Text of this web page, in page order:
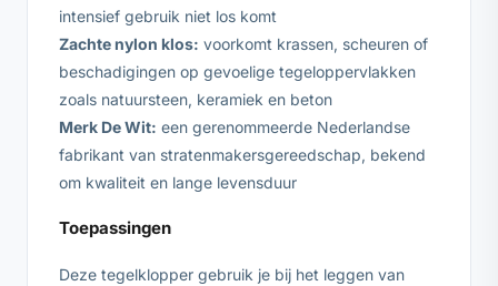
intensief gebruik niet los komt
Zachte nylon klos: voorkomt krassen, scheuren of
beschadigingen op gevoelige tegeloppervlakken
zoals natuursteen, keramiek en beton
Merk De Wit: een gerenommeerde Nederlandse
fabrikant van stratenmakersgereedschap, bekend
om kwaliteit en lange levensduur
Toepassingen
Deze tegelklopper gebruik je bij het leggen van